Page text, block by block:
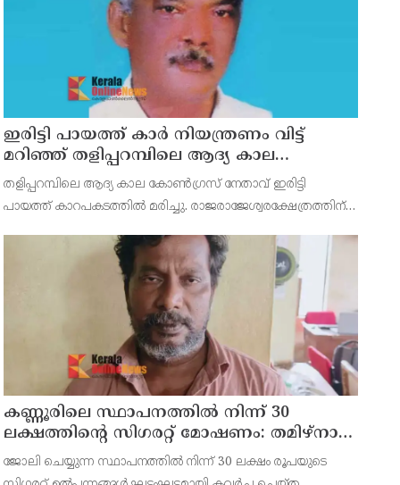
ഇരിട്ടി പായത്ത് കാർ നിയന്ത്രണം വിട്ട്
മറിഞ്ഞ് തളിപ്പറമ്പിലെ ആദ്യ കാല
കോണ്‍ഗ്രസ് നേതാവ് മരിച്ചു
തളിപ്പറമ്പിലെ ആദ്യ കാല കോണ്‍ഗ്രസ് നേതാവ് ഇരിട്ടി
പായത്ത് കാറപകടത്തില്‍ മരിച്ചു. രാജരാജേശ്വരക്ഷേത്രത്തിന്
എം.കെ.കേശവനാ(74)ണ് മരിച്ചത്.
കണ്ണൂരിലെ സ്ഥാപനത്തിൽ നിന്ന് 30
ലക്ഷത്തിന്റെ സിഗരറ്റ് മോഷണം: തമിഴ്‌നാട്
സ്വദേശിയായ സെയിൽസ്മാൻ
തെങ്കാശിയിൽ പിടിയിൽ
ജോലി ചെയ്യുന്ന സ്ഥാപനത്തിൽ നിന്ന് 30 ലക്ഷം രൂപയുടെ